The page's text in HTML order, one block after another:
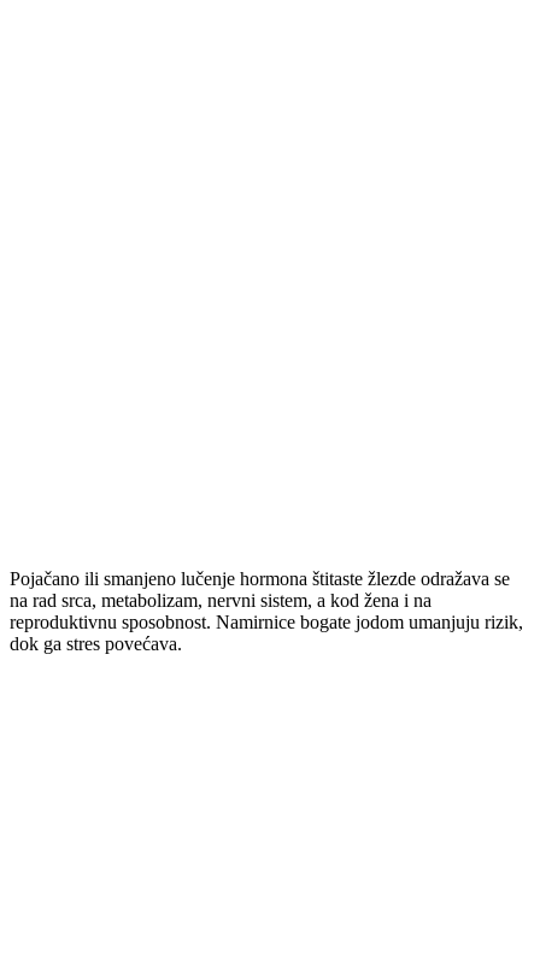
Pojačano ili smanjeno lučenje hormona štitaste žlezde odražava se
na rad srca, metabolizam, nervni sistem, a kod žena i na
reproduktivnu sposobnost. Namirnice bogate jodom umanjuju rizik,
dok ga stres povećava.